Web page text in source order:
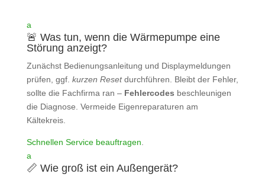
a
🚨 Was tun, wenn die Wärmepumpe eine
Störung anzeigt?
Zunächst Bedienungsanleitung und Displaymeldungen
prüfen, ggf. kurzen Resetdurchführen. Bleibt der Fehler,
sollte die Fachfirma ran – Fehlercodes beschleunigen
die Diagnose. Vermeide Eigenreparaturen am
Kältekreis.
Schnellen Service beauftragen.
a
📏 Wie groß ist ein Außengerät?